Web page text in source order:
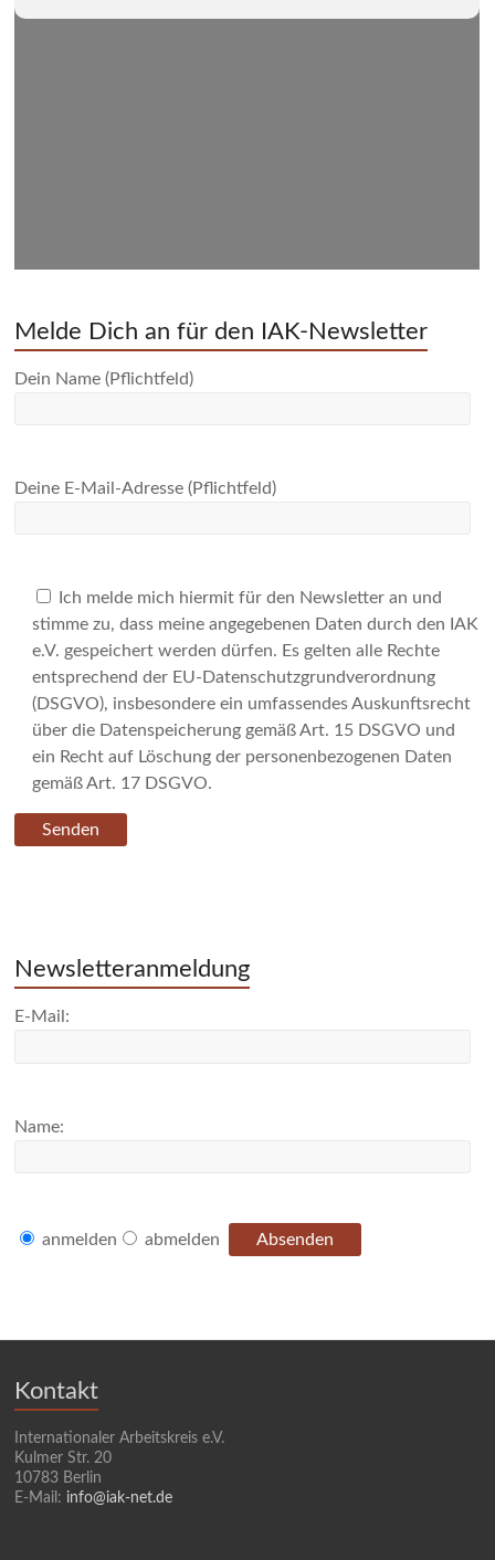
Melde Dich an für den IAK-Newsletter
Dein Name (Pflichtfeld)
Deine E-Mail-Adresse (Pflichtfeld)
Ich melde mich hiermit für den Newsletter an und
stimme zu, dass meine angegebenen Daten durch den IAK
e.V. gespeichert werden dürfen. Es gelten alle Rechte
entsprechend der EU-Datenschutzgrundverordnung
(DSGVO), insbesondere ein umfassendes Auskunftsrecht
über die Datenspeicherung gemäß Art. 15 DSGVO und
ein Recht auf Löschung der personenbezogenen Daten
gemäß Art. 17 DSGVO.
Newsletteranmeldung
E-Mail:
Name:
anmelden abmelden
Kontakt
Internationaler Arbeitskreis e.V.
Kulmer Str. 20
10783 Berlin
E-Mail: info@iak-net.de